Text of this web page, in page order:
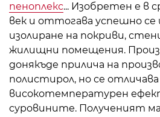
пеноплекс... Изобретен е в
век и оттогава успешно се
изолиране на покриви,
жилищни помещения.
донякъде прилича на
полистирол, но се отличава
високотемпературен
суровините. Полученият